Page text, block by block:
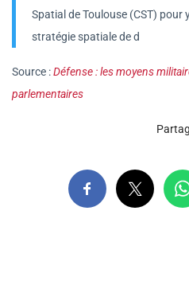
Spatial de Toulouse (CST) pour
stratégie spatiale de d
Source :Défense : les moyens
parlementaires